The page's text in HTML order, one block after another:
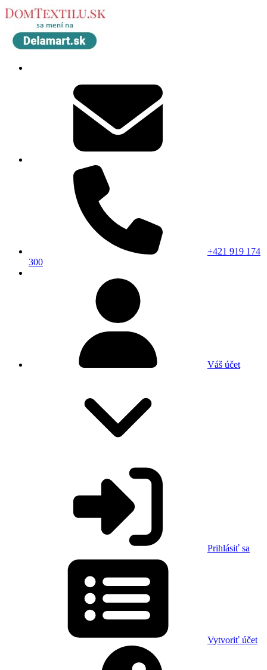
+421 919 174
300
Váš účet
Prihlásiť sa
Vytvoriť účet